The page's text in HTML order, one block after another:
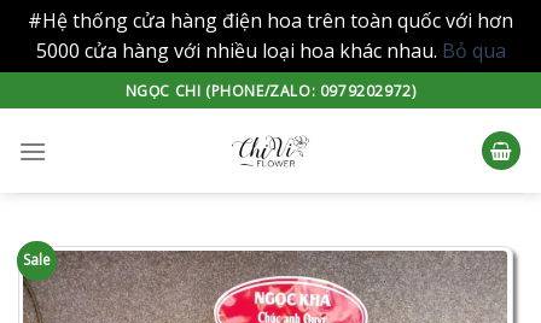
#Hệ thống cửa hàng điện hoa trên toàn quốc với hơn
5000 cửa hàng với nhiều loại hoa khác nhau. Bỏ qua
to
content
NGỌC CHI (PHONE/ZALO: 0979202972)
Sale